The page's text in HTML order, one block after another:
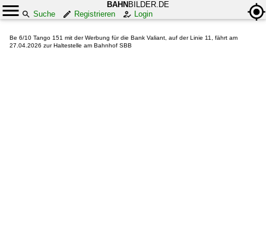
BAHN BILDER.DE
Suche
Registrieren Login
Be 6/10 Tango 151 mit der Werbung für die Bank Valiant, auf der Linie 11, fährt am
27.04.2026 zur Haltestelle am Bahnhof SBB